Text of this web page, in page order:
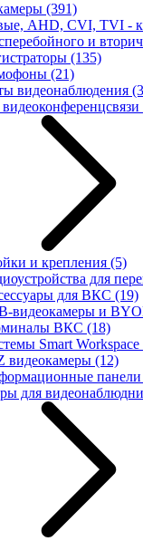
(391)
AHD, CVI, TVI -
и
(135)
(21)
видеонаблюдения
и крепления (5)
для
для ВКС (19)
видеокамеры и
ВКС (18)
Smart Workspace
видеокамеры (12)
панели
для